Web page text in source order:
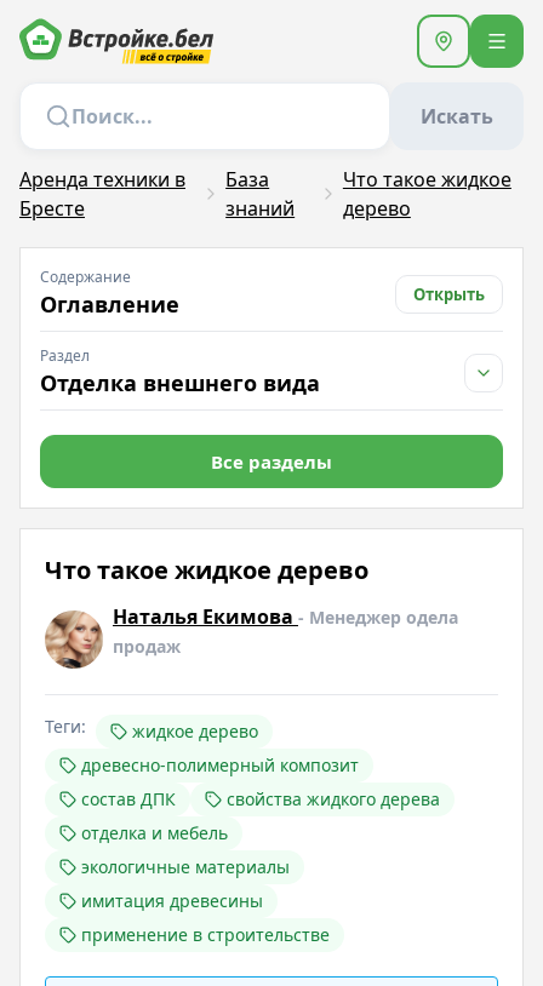
Искать
Аренда техники в
Бресте
База
знаний
Что такое жидкое
дерево
Содержание
Оглавление Открыть
Раздел
Отделка внешнего вида
Все разделы
Что такое жидкое дерево
Наталья Екимова - Менеджер одела
продаж
Теги:
жидкое дерево
древесно-полимерный композит
состав ДПК
свойства жидкого дерева
отделка и мебель
экологичные материалы
имитация древесины
применение в строительстве